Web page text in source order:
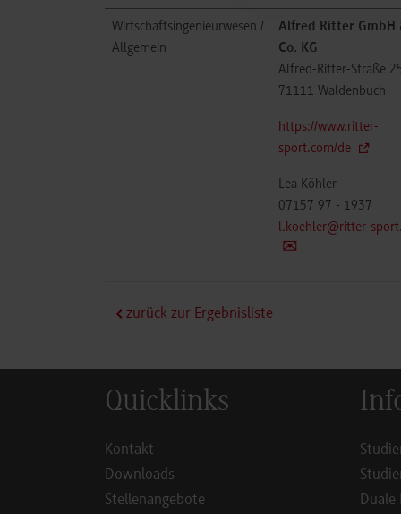
Wirtschaftsingenieurwesen /
Allgemein
Alfred Ritter GmbH
Co. KG
Alfred-Ritter-Straße
71111 Waldenbuch
https://www.ritter-
sport.com/de
Lea Köhler
07157 97 - 1937
l.koehler@ritter-
zurück zur Ergebnisliste
Quicklinks
Kontakt
Downloads
Stellenangebote
Duale